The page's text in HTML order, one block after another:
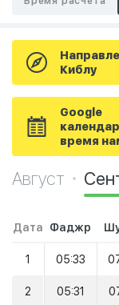
Киблу
Google
время
Август
Дата Фаджр
1 05:33
2 05:31